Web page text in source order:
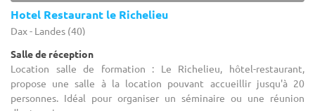
Hotel Restaurant le Richelieu
Dax - Landes (40)
Salle de réception
Location salle de formation : Le Richelieu, hôtel-restaurant,
propose une salle à la location pouvant accueillir jusqu'à 20
personnes. Idéal pour organiser un séminaire ou une réunion